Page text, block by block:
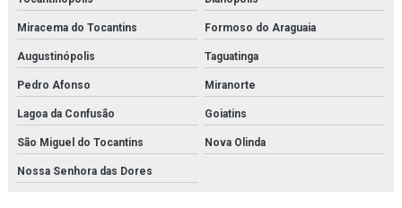
Miracema do Tocantins Formoso do Araguaia
Augustinópolis Taguatinga
Pedro Afonso Miranorte
Lagoa da Confusão Goiatins
São Miguel do Tocantins Nova Olinda
Nossa Senhora das Dores